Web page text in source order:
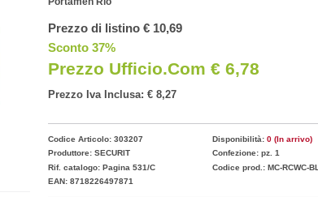
Prezzo di listino € 10,69
Sconto 37%
Prezzo Ufficio.com € 6,78
Prezzo Iva Inclusa: € 8,27
Codice Articolo: 303207 Disponibilità: 0 (In arrivo)
Produttore: SECURIT
Confezione: pz. 1
Rif. catalogo: Pagina 531/C
Codice prod.: MC-RCWC-BL
EAN: 8718226497871